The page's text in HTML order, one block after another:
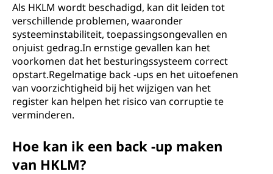
Als HKLM wordt beschadigd, kan dit leiden tot
verschillende problemen, waaronder
systeeminstabiliteit, toepassingsongevallen en
onjuist gedrag.In ernstige gevallen kan het
voorkomen dat het besturingssysteem correct
opstart.Regelmatige back -ups en het uitoefenen
van voorzichtigheid bij het wijzigen van het
register kan helpen het risico van corruptie te
verminderen.
Hoe kan ik een back -up maken
van HKLM?